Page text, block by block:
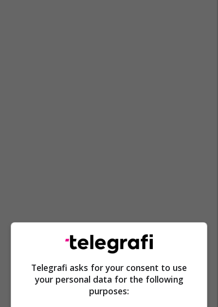
Telegrafi asks for your consent to use
your personal data for the following
purposes: